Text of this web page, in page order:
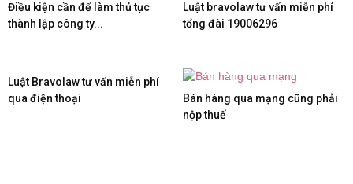
Điều kiện cần để làm thủ tục
thành lập công ty...
Luật bravolaw tư vấn miễn phí
tổng đài 19006296
Luật Bravolaw tư vấn miễn phí
qua điện thoại
Bán hàng qua mạng cũng phải
nộp thuế